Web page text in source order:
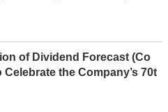
of Dividend Forecast (Co
the Company’s 70t